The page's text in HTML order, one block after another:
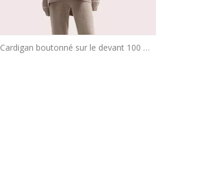
Cardigan boutonné sur le devant 100 %